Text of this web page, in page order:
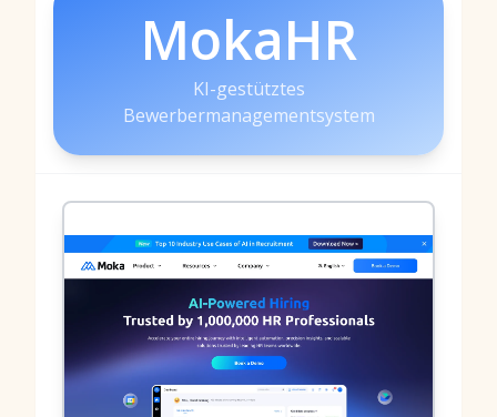
MokaHR
KI-gestütztes
Bewerbermanagementsystem